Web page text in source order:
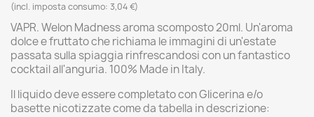
(incl. imposta consumo: 3,04 €)
VAPR. Welon Madness aroma scomposto 20ml. Un'aroma
dolce e fruttato che richiama le immagini di un'estate
passata sulla spiaggia rinfrescandosi con un fantastico
cocktail all'anguria. 100% Made in Italy.
Il liquido deve essere completato con Glicerina e/o
basette nicotizzate come da tabella in descrizione: